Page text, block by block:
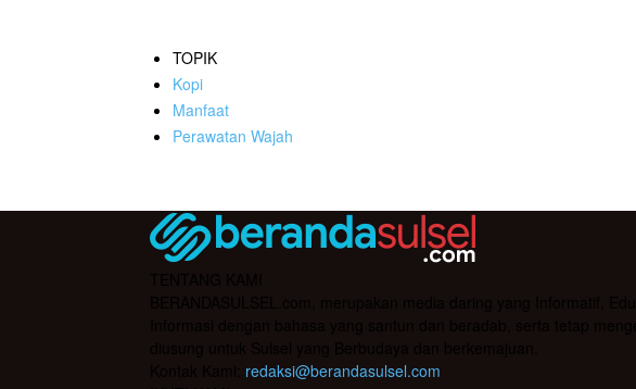
TOPIK
Kopi
Manfaat
Perawatan Wajah
redaksi@berandasulsel.com